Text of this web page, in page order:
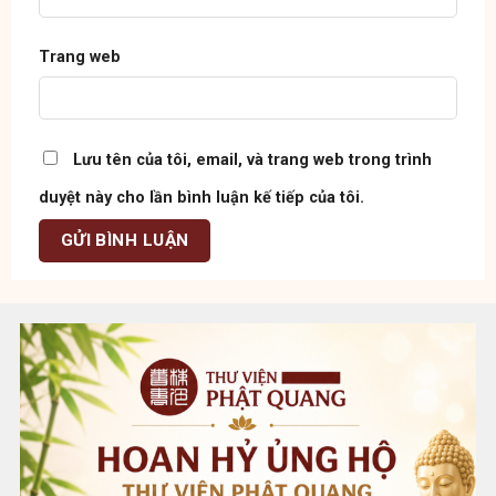
Trang web
Lưu tên của tôi, email, và trang web trong trình
duyệt này cho lần bình luận kế tiếp của tôi.